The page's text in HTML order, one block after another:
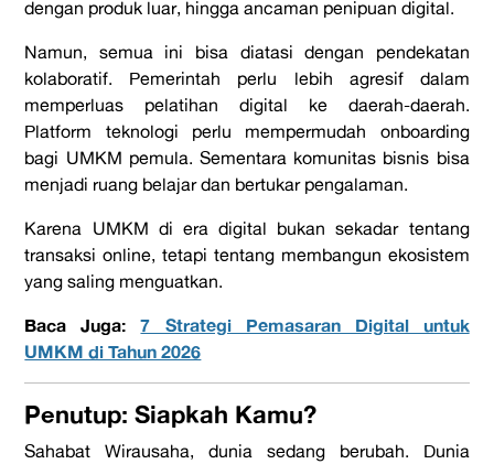
dengan produk luar, hingga ancaman penipuan digital.
Namun, semua ini bisa diatasi dengan pendekatan
kolaboratif. Pemerintah perlu lebih agresif dalam
memperluas pelatihan digital ke daerah-daerah.
Platform teknologi perlu mempermudah onboarding
bagi UMKM pemula. Sementara komunitas bisnis bisa
menjadi ruang belajar dan bertukar pengalaman.
Karena UMKM di era digital bukan sekadar tentang
transaksi online, tetapi tentang membangun ekosistem
yang saling menguatkan.
Baca Juga:7 Strategi Pemasaran Digital untuk
UMKM di Tahun 2026
Penutup: Siapkah Kamu?
Sahabat Wirausaha, dunia sedang berubah. Dunia